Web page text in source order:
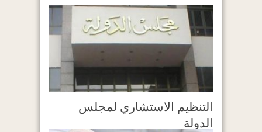
التنظيم الاستشاري لمجلس
الدولة